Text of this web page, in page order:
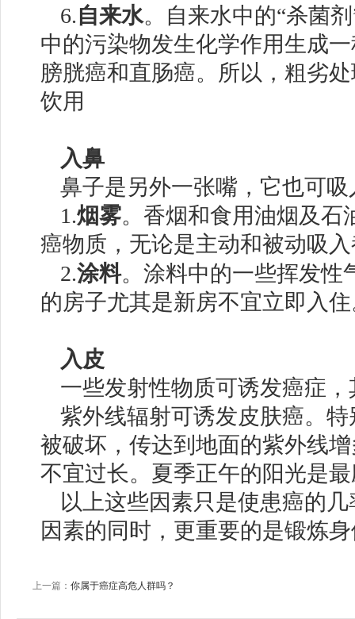
6.自来水。自来水中的“杀菌
中的污染物发生化学作用生成
膀胱癌和直肠癌。所以，粗劣
饮用
入鼻
鼻子是另外一张嘴，它也可
1.烟雾。香烟和食用油烟及石
癌物质，无论是主动和被动吸
2.涂料。涂料中的一些挥发性
的房子尤其是新房不宜立即入
入皮
一些发射性物质可诱发癌症
紫外线辐射可诱发皮肤癌。
被破坏，传达到地面的紫外线
不宜过长。夏季正午的阳光是
以上这些因素只是使患癌的
因素的同时，更重要的是锻炼
上一篇： 你属于癌症高危人群吗？